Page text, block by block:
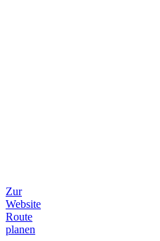
Zur
Website
Route
planen